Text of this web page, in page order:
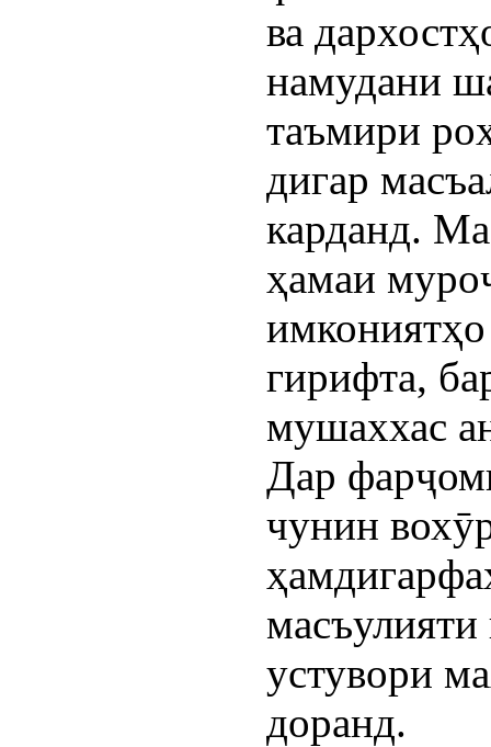
ва
намудани
таъмири
дигар
карданд.
ҳамаи
гирифта,
мушаххас
Дар
чунин
устувори
доранд.